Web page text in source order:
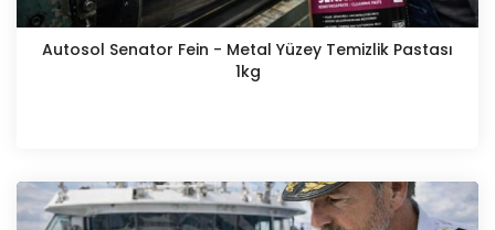
Autosol Senator Fein - Metal Yüzey Temizlik Pastası
1kg